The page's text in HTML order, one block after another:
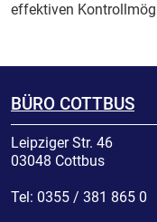
effektiven
BÜRO COTTBUS
Leipziger Str. 46
03048 Cottbus
Tel: 0355 / 381 865 0